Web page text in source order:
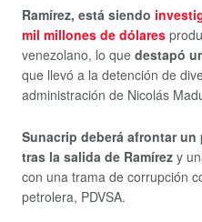
Ramírez, está siendo
mil millones de dólares
venezolano, lo que destapó
que llevó a la detención de
administración de Nicolás
Sunacrip deberá afrontar
tras la salida de Ramírez y
con una trama de corrupción
petrolera, PDVSA.